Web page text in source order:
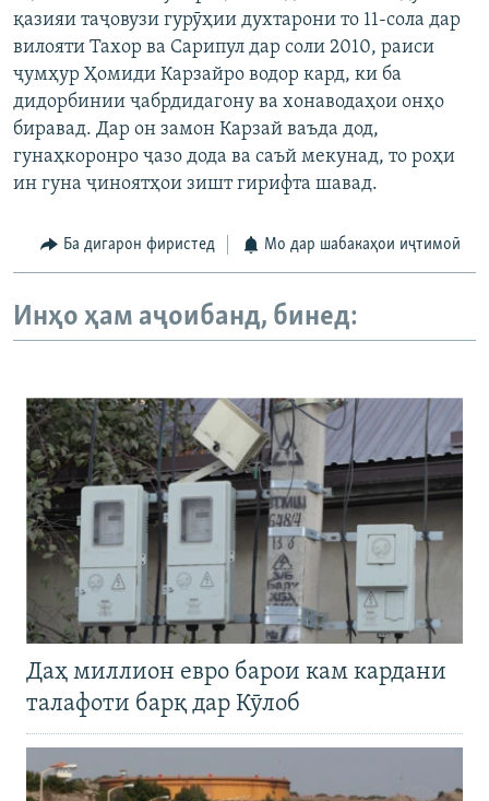
қазияи таҷовузи гурӯҳии духтарони то 11-сола дар
вилояти Тахор ва Сарипул дар соли 2010, раиси
ҷумҳур Ҳомиди Карзайро водор кард, ки ба
дидорбинии ҷабрдидагону ва хонаводаҳои онҳо
биравад. Дар он замон Карзай ваъда дод,
гунаҳкоронро ҷазо дода ва саъй мекунад, то роҳи
ин гуна ҷиноятҳои зишт гирифта шавад.
Ба дигарон фиристед Мо дар шабакаҳои иҷтимоӣ
Инҳо ҳам аҷоибанд, бинед:
Даҳ миллион евро барои кам кардани
талафоти барқ дар Кӯлоб